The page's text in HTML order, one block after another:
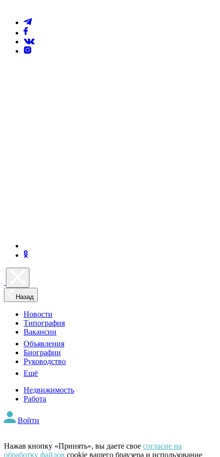
Назад
Новости
Типография
Вакансии
Объявления
Биографии
Руководство
Ещё
Недвижимость
Работа
Войти
Нажав кнопку «Принять», вы даете свое согласие на
обработку файлов cookie вашего браузера и использование